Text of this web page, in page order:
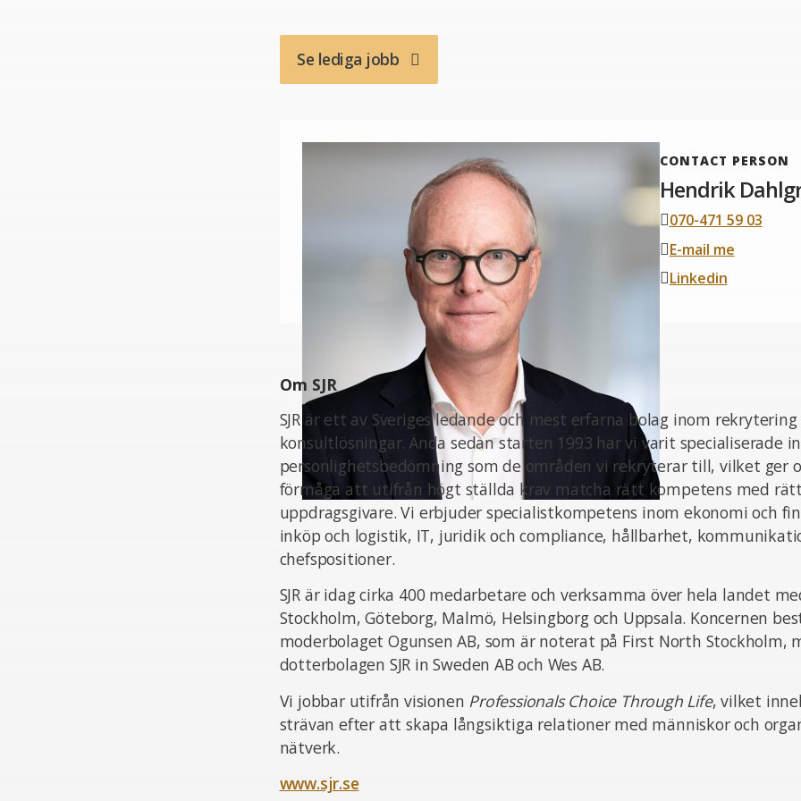
Se lediga jobb
CONTACT PERSON
Hendrik
070-471 59 03
E-mail me
Linkedin
Om SJR
SJR är ett av Sveriges ledande och mest erfarna bolag inom rekrytering
konsultlösningar. Ända sedan starten 1993 har vi varit specialiserade
personlighetsbedömning som de områden vi rekryterar till, vilket ger
förmåga att utifrån högt ställda krav matcha rätt kompetens med
uppdragsgivare. Vi erbjuder specialistkompetens inom ekonomi och
inköp och logistik, IT, juridik och compliance, hållbarhet,
chefspositioner.
SJR är idag cirka 400 medarbetare och verksamma över hela landet
Stockholm, Göteborg, Malmö, Helsingborg och Uppsala. Koncernen
moderbolaget Ogunsen AB, som är noterat på First North Stockholm,
dotterbolagen SJR in Sweden AB och Wes AB.
Vi jobbar utifrån visionen Professionals Choice Through Life, vilket
strävan efter att skapa långsiktiga relationer med människor och
nätverk.
www.sjr.se